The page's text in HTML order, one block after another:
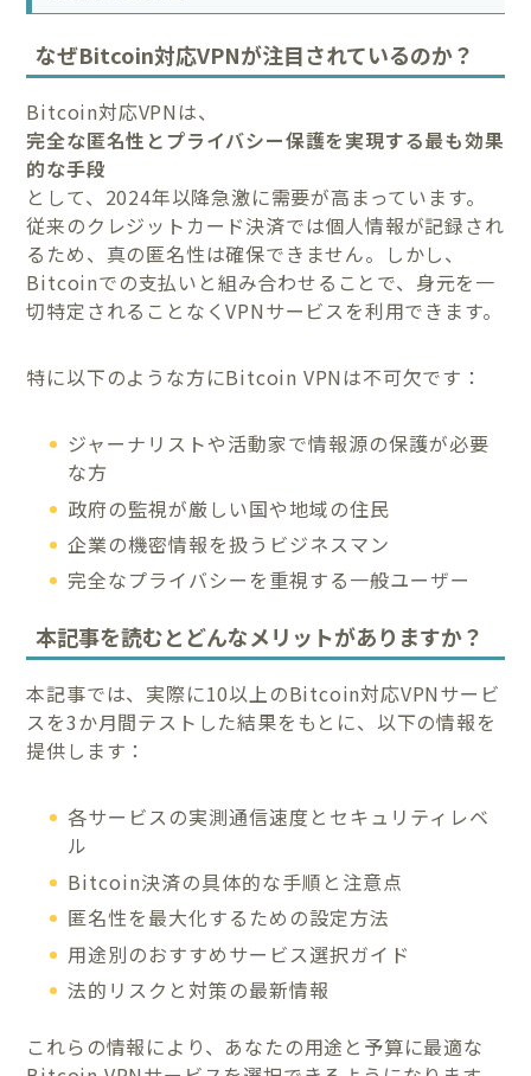
なぜBitcoin対応VPNが注目されているのか？
Bitcoin対応VPNは、
完全な匿名性とプライバシー保護を実現する最も効果
的な手段
として、2024年以降急激に需要が高まっています。
従来のクレジットカード決済では個人情報が記録され
るため、真の匿名性は確保できません。しかし、
Bitcoinでの支払いと組み合わせることで、身元を一
切特定されることなくVPNサービスを利用できます。
特に以下のような方にBitcoin VPNは不可欠です：
ジャーナリストや活動家で情報源の保護が必要
な方
政府の監視が厳しい国や地域の住民
企業の機密情報を扱うビジネスマン
完全なプライバシーを重視する一般ユーザー
本記事を読むとどんなメリットがありますか？
本記事では、実際に10以上のBitcoin対応VPNサービ
スを3か月間テストした結果をもとに、以下の情報を
提供します：
各サービスの実測通信速度とセキュリティレベ
ル
Bitcoin決済の具体的な手順と注意点
匿名性を最大化するための設定方法
用途別のおすすめサービス選択ガイド
法的リスクと対策の最新情報
これらの情報により、あなたの用途と予算に最適な